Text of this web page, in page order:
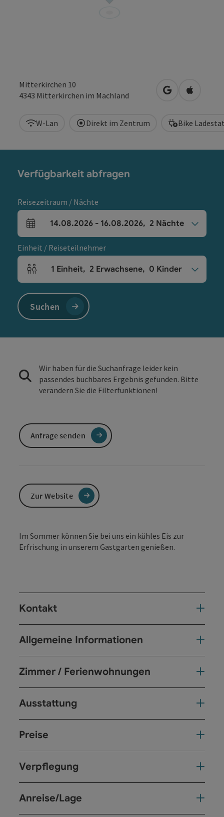
Mitterkirchen 10
4343 Mitterkirchen im Machland in Googlein Apple
W-Lan Direkt im Zentrum Bike
Im Sommer können Sie bei uns ein kühles Eis zur
Erfrischung in unserem Gastgarten genießen.
Kontakt
Allgemeine Informationen
Zimmer / Ferienwohnungen
Ausstattung
Preise
Verpflegung
Anreise/Lage
Verfügbarkeit abfragen
Reisezeitraum / Nächte
An- und Abreisefelder
14.08.2026 - 16.08.2026, 2 Nächte
Einheit / Reiseteilnehmer
Einheitenanzahl und Personenfelder
1 Einheit, 2 Erwachsene, 0 Kinder
Suchen
Wir haben für die Suchanfrage leider kein
passendes buchbares Ergebnis gefunden. Bitte
verändern Sie die Filterfunktionen!
Anfrage senden
Zur Website